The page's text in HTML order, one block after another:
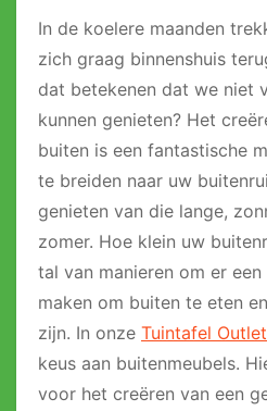
In de koelere maanden
zich graag binnenshuis
dat betekenen dat we niet
kunnen genieten? Het
buiten is een fantastische
te breiden naar uw
genieten van die lange,
zomer. Hoe klein uw
tal van manieren om er
maken om buiten te eten
zijn. In onze Tuintafel Outlet
keus aan buitenmeubels.
voor het creëren van een